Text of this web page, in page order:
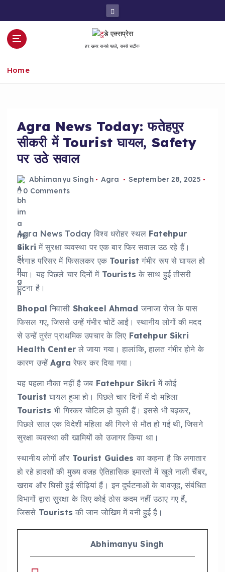
हर खबर सबसे पहले, सबसे सटीक
Home
Agra News Today: फतेहपुर
सीकरी में Tourist घायल, Safety
पर उठे सवाल
Abhimanyu Singh Agra
September 28, 2025
0 Comments
Agra News Today विश्व धरोहर स्थल Fatehpur
Sikri में सुरक्षा व्यवस्था पर एक बार फिर सवाल उठ रहे हैं।
दरगाह परिसर में फिसलकर एक Tourist गंभीर रूप से घायल हो
गया। यह पिछले चार दिनों में Tourists के साथ हुई तीसरी
घटना है।
Bhopal निवासी Shakeel Ahmad जनाजा रोज के पास
फिसल गए, जिससे उन्हें गंभीर चोटें आईं। स्थानीय लोगों की मदद
से उन्हें तुरंत प्राथमिक उपचार के लिए Fatehpur Sikri
Health Centerले जाया गया। हालांकि, हालत गंभीर होने के
कारण उन्हेंAgra रेफर कर दिया गया।
यह पहला मौका नहीं है जब Fatehpur Sikri में कोई
Tourist घायल हुआ हो। पिछले चार दिनों में दो महिला
Tourists भी गिरकर चोटिल हो चुकी हैं। इससे भी बढ़कर,
पिछले साल एक विदेशी महिला की गिरने से मौत हो गई थी, जिसने
सुरक्षा व्यवस्था की खामियों को उजागर किया था।
स्थानीय लोगों और Tourist Guides का कहना है कि लगातार
हो रहे हादसों की मुख्य वजह ऐतिहासिक इमारतों में खुले नाली चैंबर,
खराब और घिसी हुई सीढ़ियां हैं। इन दुर्घटनाओं के बावजूद, संबंधित
विभागों द्वारा सुरक्षा के लिए कोई ठोस कदम नहीं उठाए गए हैं,
जिससे Tourists की जान जोखिम में बनी हुई है।
Abhimanyu Singh